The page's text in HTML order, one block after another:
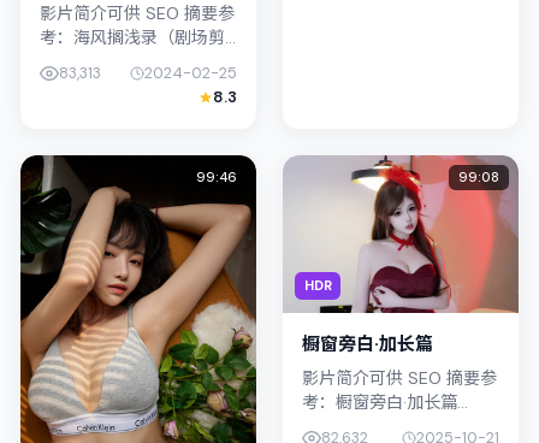
影片简介可供 SEO 摘要参
考：海风搁浅录（剧场剪
辑）（2024）由钟孟宏执
导，主演胡歌；影片定位
战争，叙事锚定日本（北
命...
83,313
2024-02-25
8.3
99:46
HDR
99:08
橱窗旁白·加长篇
影片简介可供 SEO 摘要参
考：橱窗旁白·加长篇
（2025）由刁亦男执导，
82,632
2025-10-21